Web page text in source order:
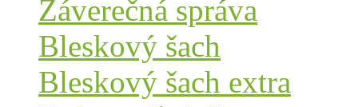
Záverečná správa
Bleskový šach
Bleskový šach extra